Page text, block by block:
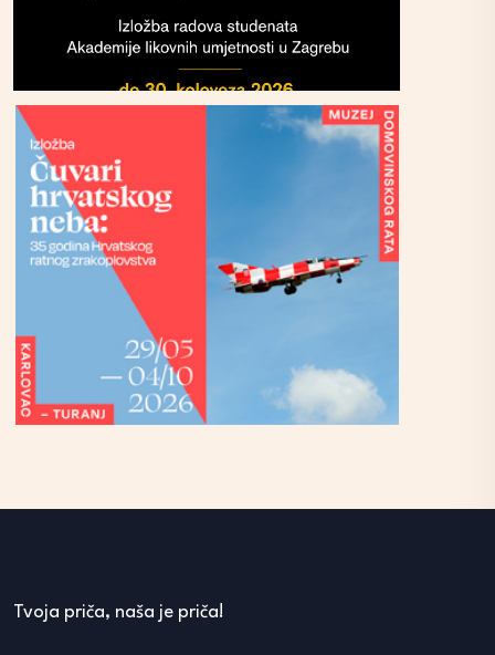
Tvoja priča, naša je priča!